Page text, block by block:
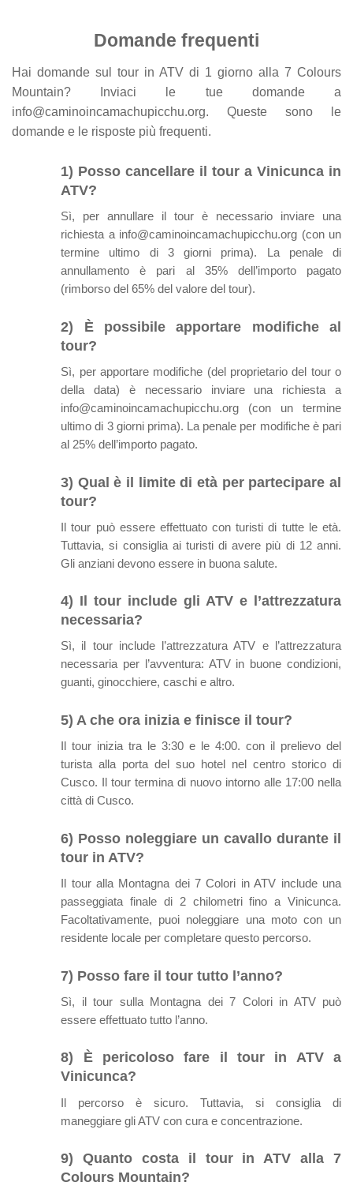
Domande frequenti
Hai domande sul tour in ATV di 1 giorno alla 7 Colours
Mountain? Inviaci le tue domande a
info@caminoincamachupicchu.org. Queste sono le
domande e le risposte più frequenti.
1) Posso cancellare il tour a Vinicunca in
ATV?
Sì, per annullare il tour è necessario inviare una
richiesta a info@caminoincamachupicchu.org (con un
termine ultimo di 3 giorni prima). La penale di
annullamento è pari al 35% dell’importo pagato
(rimborso del 65% del valore del tour).
2) È possibile apportare modifiche al
tour?
Sì, per apportare modifiche (del proprietario del tour o
della data) è necessario inviare una richiesta a
info@caminoincamachupicchu.org (con un termine
ultimo di 3 giorni prima). La penale per modifiche è pari
al 25% dell’importo pagato.
3) Qual è il limite di età per partecipare al
tour?
Il tour può essere effettuato con turisti di tutte le età.
Tuttavia, si consiglia ai turisti di avere più di 12 anni.
Gli anziani devono essere in buona salute.
4) Il tour include gli ATV e l’attrezzatura
necessaria?
Sì, il tour include l’attrezzatura ATV e l’attrezzatura
necessaria per l’avventura: ATV in buone condizioni,
guanti, ginocchiere, caschi e altro.
5) A che ora inizia e finisce il tour?
Il tour inizia tra le 3:30 e le 4:00. con il prelievo del
turista alla porta del suo hotel nel centro storico di
Cusco. Il tour termina di nuovo intorno alle 17:00 nella
città di Cusco.
6) Posso noleggiare un cavallo durante il
tour in ATV?
Il tour alla Montagna dei 7 Colori in ATV include una
passeggiata finale di 2 chilometri fino a Vinicunca.
Facoltativamente, puoi noleggiare una moto con un
residente locale per completare questo percorso.
7) Posso fare il tour tutto l’anno?
Sì, il tour sulla Montagna dei 7 Colori in ATV può
essere effettuato tutto l’anno.
8) È pericoloso fare il tour in ATV a
Vinicunca?
Il percorso è sicuro. Tuttavia, si consiglia di
maneggiare gli ATV con cura e concentrazione.
9) Quanto costa il tour in ATV alla 7
Colours Mountain?